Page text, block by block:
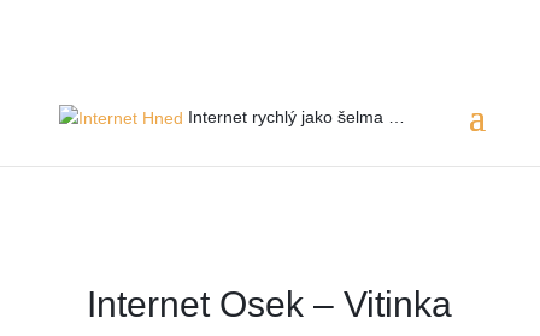
Internet rychlý jako šelma …
Internet Osek – Vitinka